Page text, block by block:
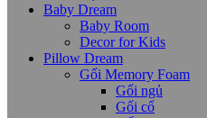
Baby Dream
Baby Room
Decor for Kids
Pillow Dream
Gối Memory Foam
Gối ngủ
Gối cổ